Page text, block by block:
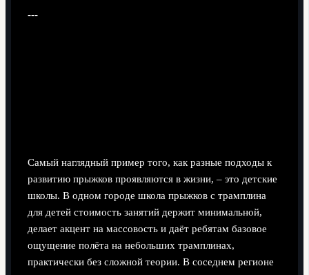
---
Самый наглядный пример того, как разные подходы к
развитию прыжков проявляются в жизни, – это детские
школы. В одном городе школа прыжков с трамплина
для детей стоимость занятий держит минимальной,
делает акцент на массовость и даёт ребятам базовое
ощущение полёта на небольших трамплинах,
практически без сложной теории. В соседнем регионе